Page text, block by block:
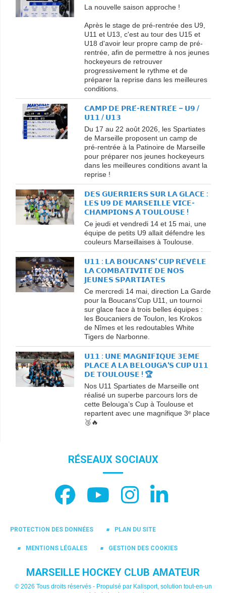
La nouvelle saison approche !
Après le stage de pré-rentrée des U9,
U11 et U13, c'est au tour des U15 et
U18 d'avoir leur propre camp de pré-
rentrée, afin de permettre à nos jeunes
hockeyeurs de retrouver
progressivement le rythme et de
préparer la reprise dans les meilleures
conditions.
𝗖𝗔𝗠𝗣 𝗗𝗘 𝗣𝗥𝗘́-𝗥𝗘𝗡𝗧𝗥𝗘́𝗘 – 𝗨𝟵 /
𝗨𝟭𝟭 / 𝗨𝟭𝟯
Du 17 au 22 août 2026, les Spartiates
de Marseille proposent un camp de
pré-rentrée à la Patinoire de Marseille
pour préparer nos jeunes hockeyeurs
dans les meilleures conditions avant la
reprise !
𝗗𝗘𝗦 𝗚𝗨𝗘𝗥𝗥𝗜𝗘𝗥𝗦 𝗦𝗨𝗥 𝗟𝗔 𝗚𝗟𝗔𝗖𝗘 :
𝗟𝗘𝗦 𝗨𝟵 𝗗𝗘 𝗠𝗔𝗥𝗦𝗘𝗜𝗟𝗟𝗘 𝗩𝗜𝗖𝗘-
𝗖𝗛𝗔𝗠𝗣𝗜𝗢𝗡𝗦 𝗔̀ 𝗧𝗢𝗨𝗟𝗢𝗨𝗦𝗘 !
Ce jeudi et vendredi 14 et 15 mai, une
équipe de petits U9 allait défendre les
couleurs Marseillaises à Toulouse.
𝗨𝟭𝟭 : 𝗟𝗔 𝗕𝗢𝗨𝗖𝗔𝗡𝗦' 𝗖𝗨𝗣 𝗥𝗘́𝗩𝗘̀𝗟𝗘
𝗟𝗔 𝗖𝗢𝗠𝗕𝗔𝗧𝗜𝗩𝗜𝗧𝗘́ 𝗗𝗘 𝗡𝗢𝗦
𝗝𝗘𝗨𝗡𝗘𝗦 𝗦𝗣𝗔𝗥𝗧𝗜𝗔𝗧𝗘𝗦
Ce mercredi 14 mai, direction La Garde
pour la Boucans'Cup U11, un tournoi
sur glace face à trois belles équipes :
les Boucaniers de Toulon, les Krokos
de Nîmes et les redoutables White
Tigers de Narbonne.
𝗨𝟭𝟭 : 𝗨𝗡𝗘 𝗠𝗔𝗚𝗡𝗜𝗙𝗜𝗤𝗨𝗘 𝟯𝗘𝗠𝗘
𝗣𝗟𝗔𝗖𝗘 𝗔̀ 𝗟𝗔 𝗕𝗘𝗟𝗢𝗨𝗚𝗔'𝗦 𝗖𝗨𝗣 𝗨𝟭𝟭
𝗗𝗘 𝗧𝗢𝗨𝗟𝗢𝗨𝗦𝗘 ! 🏆
Nos U11 Spartiates de Marseille ont
réalisé un superbe parcours lors de
cette Belouga’s Cup à Toulouse et
repartent avec une magnifique 3ᵉ place
🥉🔥
RÉSEAUX SOCIAUX
PROTECTION DES DONNÉES PLAN DU SITE
MENTIONS LÉGALES GESTION DES COOKIES
MARSEILLE HOCKEY CLUB AMATEUR
© 2026 Tous droits réservés - Propulsé par Kalisport, solution tout-en-un